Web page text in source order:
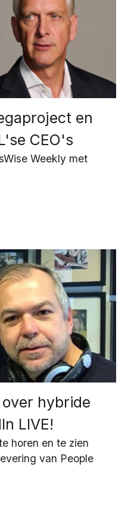
en
CEO's
Weekly met
hybride
LIVE!
horen en te zien
van People